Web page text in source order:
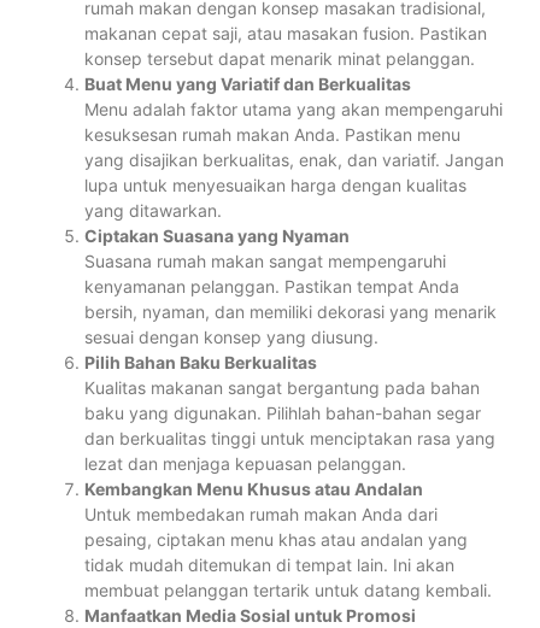
rumah makan dengan konsep masakan tradisional,
makanan cepat saji, atau masakan fusion. Pastikan
konsep tersebut dapat menarik minat pelanggan.
Buat Menu yang Variatif dan Berkualitas
Menu adalah faktor utama yang akan mempengaruhi
kesuksesan rumah makan Anda. Pastikan menu
yang disajikan berkualitas, enak, dan variatif. Jangan
lupa untuk menyesuaikan harga dengan kualitas
yang ditawarkan.
Ciptakan Suasana yang Nyaman
Suasana rumah makan sangat mempengaruhi
kenyamanan pelanggan. Pastikan tempat Anda
bersih, nyaman, dan memiliki dekorasi yang menarik
sesuai dengan konsep yang diusung.
Pilih Bahan Baku Berkualitas
Kualitas makanan sangat bergantung pada bahan
baku yang digunakan. Pilihlah bahan-bahan segar
dan berkualitas tinggi untuk menciptakan rasa yang
lezat dan menjaga kepuasan pelanggan.
Kembangkan Menu Khusus atau Andalan
Untuk membedakan rumah makan Anda dari
pesaing, ciptakan menu khas atau andalan yang
tidak mudah ditemukan di tempat lain. Ini akan
membuat pelanggan tertarik untuk datang kembali.
Manfaatkan Media Sosial untuk Promosi